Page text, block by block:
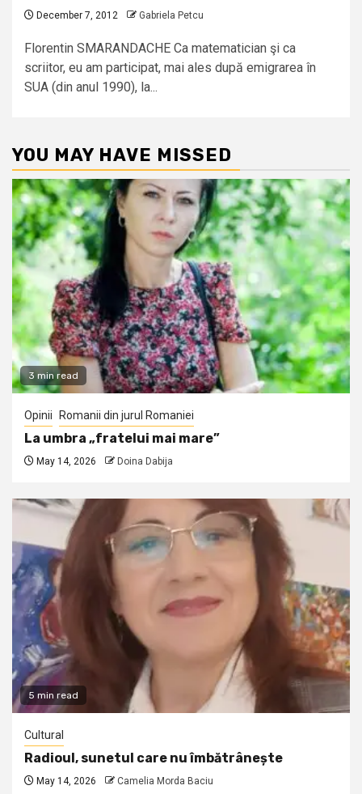
December 7, 2012 Gabriela Petcu
Florentin SMARANDACHE Ca matematician şi ca
scriitor, eu am participat, mai ales după emigrarea în
SUA (din anul 1990), la...
YOU MAY HAVE MISSED
3 min read
Opinii Romanii din jurul Romaniei
La umbra „fratelui mai mare”
May 14, 2026 Doina Dabija
5 min read
Cultural
Radioul, sunetul care nu îmbătrânește
May 14, 2026 Camelia Morda Baciu